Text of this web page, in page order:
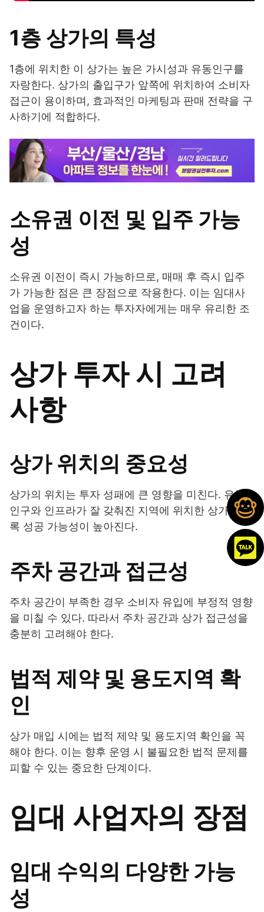
1층 상가의 특성
1층에 위치한 이 상가는 높은 가시성과 유동인구를
자랑한다. 상가의 출입구가 앞쪽에 위치하여 소비자
접근이 용이하며, 효과적인 마케팅과 판매 전략을 구
사하기에 적합하다.
소유권 이전 및 입주 가능
성
소유권 이전이 즉시 가능하므로, 매매 후 즉시 입주
가 가능한 점은 큰 장점으로 작용한다. 이는 임대사
업을 운영하고자 하는 투자자에게는 매우 유리한 조
건이다.
상가 투자 시 고려
사항
상가 위치의 중요성
상가의 위치는 투자 성패에 큰 영향을 미친다. 유동
인구와 인프라가 잘 갖춰진 지역에 위치한 상가일수
록 성공 가능성이 높아진다.
주차 공간과 접근성
주차 공간이 부족한 경우 소비자 유입에 부정적 영향
을 미칠 수 있다. 따라서 주차 공간과 상가 접근성을
충분히 고려해야 한다.
법적 제약 및 용도지역 확
인
상가 매입 시에는 법적 제약 및 용도지역 확인을 꼭
해야 한다. 이는 향후 운영 시 불필요한 법적 문제를
피할 수 있는 중요한 단계이다.
임대 사업자의 장점
임대 수익의 다양한 가능
성